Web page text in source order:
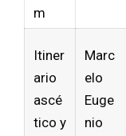
m
Itiner
ario
ascé
tico y
Marc
elo
Euge
nio